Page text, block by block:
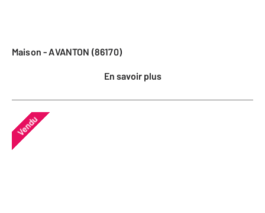
Maison - AVANTON (86170)
En savoir plus
Vendu